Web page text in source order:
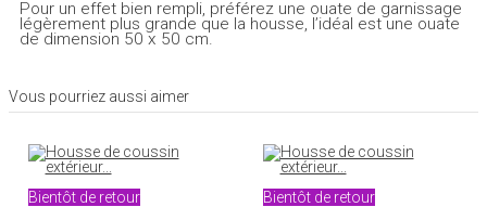
Pour un effet bien rempli, préférez une ouate de garnissage
légèrement plus grande que la housse, l’idéal est une ouate
de dimension 50 x 50 cm.
Vous pourriez aussi aimer
Bientôt de retour Bientôt de retour